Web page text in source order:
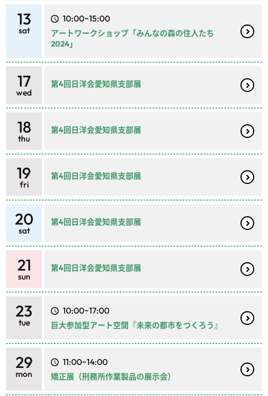
13
sat
10:00~15:00
アートワークショップ「みんなの森の住人たち
2024」
17
wed
第4回日洋会愛知県支部展
18
thu
第4回日洋会愛知県支部展
19
fri
第4回日洋会愛知県支部展
20
sat
第4回日洋会愛知県支部展
21
sun
第4回日洋会愛知県支部展
23
tue
10:00~17:00
巨大参加型アート空間『未来の都市をつくろう』
29
mon
11:00~14:00
矯正展（刑務所作業製品の展示会）